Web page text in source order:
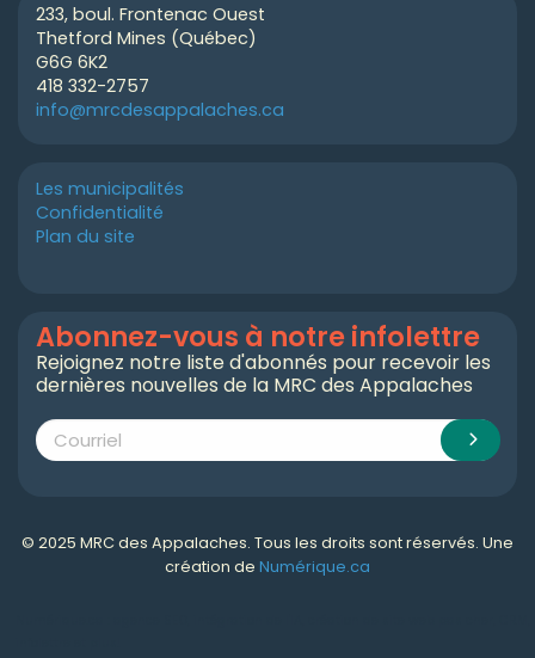
233, boul. Frontenac Ouest
Thetford Mines (Québec)
G6G 6K2
418 332-2757
info@mrcdesappalaches.ca
Les municipalités
Confidentialité
Plan du site
Abonnez-vous à notre infolettre
Rejoignez notre liste d'abonnés pour recevoir les
dernières nouvelles de la MRC des Appalaches
© 2025 MRC des Appalaches. Tous les droits sont réservés. Une
création de Numérique.ca